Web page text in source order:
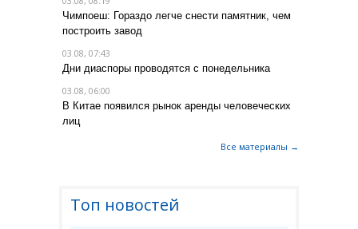
Чимпоеш: Гораздо легче снести памятник, чем
построить завод
03.08, 07:43
Дни диаспоры проводятся с понедельника
03.08, 06:00
В Китае появился рынок аренды человеческих
лиц
Все материалы →
Топ новостей